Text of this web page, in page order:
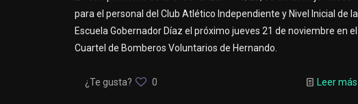
para el personal del Club Atlético Independiente y Nivel Inicial de la
Escuela Gobernador Díaz el próximo jueves 21 de noviembre en el
Cuartel de Bomberos Voluntarios de Hernando.
¿Te gusta? 0 Leer más